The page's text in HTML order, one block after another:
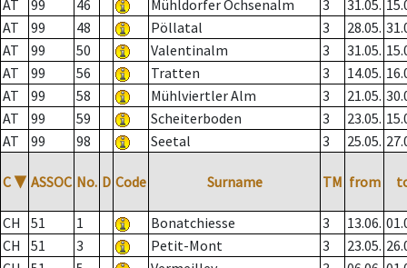
AT
99 46 Mühldorfer Ochsenalm 3 31.05.
AT
99 48 Pöllatal 3 28.05.
AT
99 50 Valentinalm 3 31.05.
AT
99 56 Tratten 3 14.05.
AT
99 58 Mühlviertler Alm 3 21.05.
AT
99 59 Scheiterboden 3 23.05.
AT
99 98 Seetal 3 25.05.
C ▼ ASSOC No. D Code Surname TM from
CH 51 1 Bonatchiesse 3 13.06.
CH
51 3 Petit-Mont 3 23.05.